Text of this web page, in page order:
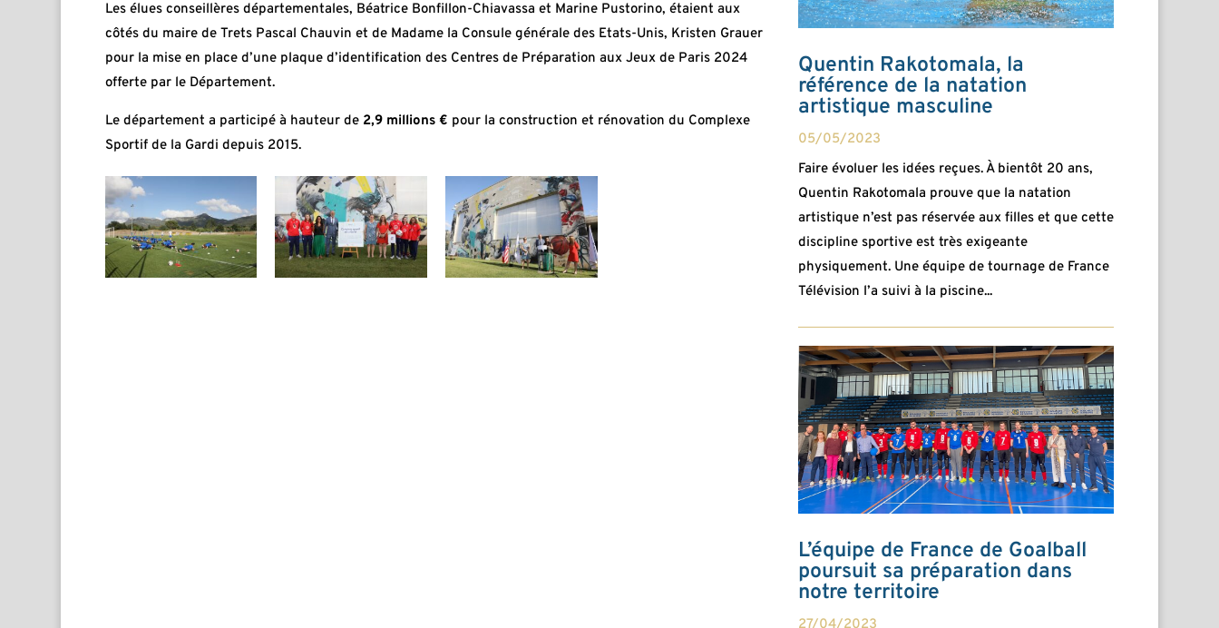
Les élues conseillères départementales, Béatrice Bonfillon-Chiavassa et Marine Pustorino, étaient aux
côtés du maire de Trets Pascal Chauvin et de Madame la Consule générale des Etats-Unis, Kristen Grauer
pour la mise en place d’une plaque d’identification des Centres de Préparation aux Jeux de Paris 2024
offerte par le Département.
Le département a participé à hauteur de 2,9 millions € pour la construction et rénovation du Complexe
Sportif de la Gardi depuis 2015.
Quentin Rakotomala, la
référence de la natation
artistique masculine
05/05/2023
Faire évoluer les idées reçues. À bientôt 20 ans,
Quentin Rakotomala prouve que la natation
artistique n’est pas réservée aux filles et que cette
discipline sportive est très exigeante
physiquement. Une équipe de tournage de France
Télévision l’a suivi à la piscine...
L’équipe de France de Goalball
poursuit sa préparation dans
notre territoire